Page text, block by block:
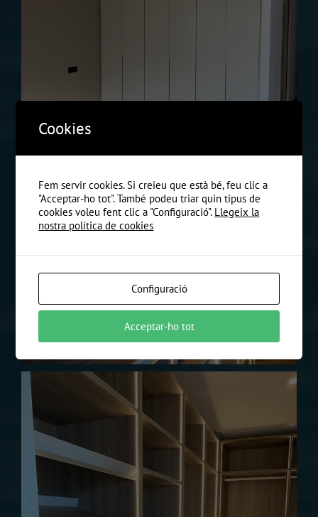
Cookies
Fem servir cookies. Si creieu que està bé, feu clic a
"Acceptar-ho tot". També podeu triar quin tipus de
cookies voleu fent clic a "Configuració". Llegeix la
nostra política de cookies
Configuració
Acceptar-ho tot